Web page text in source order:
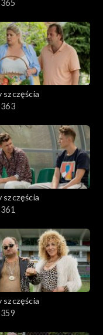
szczęścia
szczęścia
szczęścia